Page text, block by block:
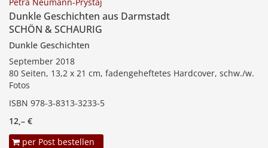
Dunkle Geschichten aus Darmstadt
SCHÖN & SCHAURIG
Dunkle Geschichten
September 2018
80 Seiten, 13,2 x 21 cm, fadengeheftetes Hardcover, schw./w.
Fotos
ISBN 978-3-8313-3233-5
12,– €
per Post bestellen